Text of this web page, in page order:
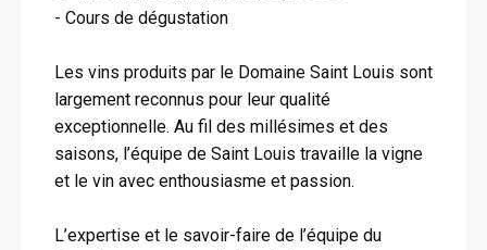
- Cours de dégustation
Les vins produits par le Domaine Saint Louis sont
largement reconnus pour leur qualité
exceptionnelle. Au fil des millésimes et des
saisons, l’équipe de Saint Louis travaille la vigne
et le vin avec enthousiasme et passion.
L’expertise et le savoir-faire de l’équipe du